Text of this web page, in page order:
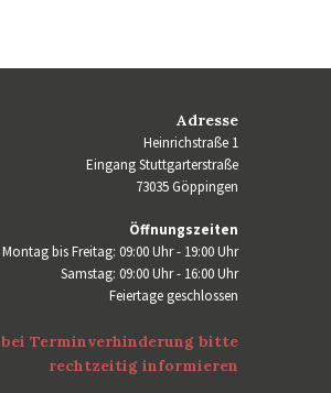
Adresse
Heinrichstraße 1
Eingang Stuttgarterstraße
73035 Göppingen
Öffnungszeiten
Montag bis Freitag: 09:00 Uhr - 19:00 Uhr
Samstag: 09:00 Uhr - 16:00 Uhr
Feiertage geschlossen
bei Terminverhinderung bitte
rechtzeitig informieren